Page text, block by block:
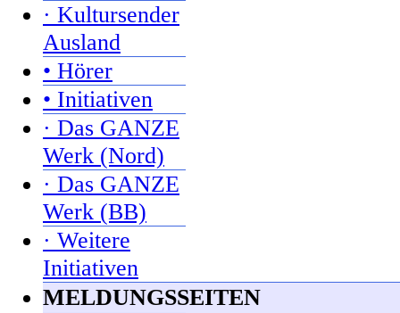
· Kultursender
Ausland
• Hörer
• Initiativen
· Das GANZE
Werk (Nord)
· Das GANZE
Werk (BB)
· Weitere
Initiativen
MELDUNGSSEITEN